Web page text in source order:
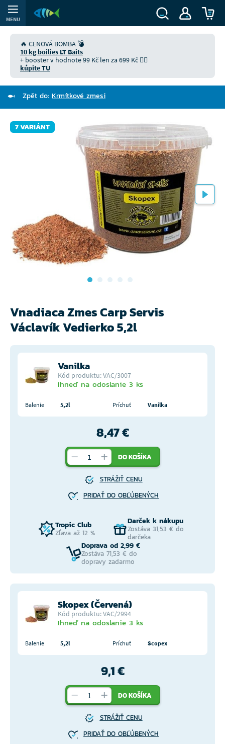
MENU
🔥 CENOVÁ BOMBA 💣
10 kg boilies LT Baits
+ booster v hodnote 99 Kč len za 699 Kč 👉🏻
kúpite TU
Zpět do: Krmítkové zmesi
7 VARIÁNT
Vnadiaca Zmes Carp Servis
Václavík Vedierko 5,2l
Vanilka
Kód produktu: VAC/3007
Ihneď na odoslanie 3 ks
Balenie 5,2l Príchuť Vanilka
8,47 €
DO KOŠÍKA
STRÁŽIŤ CENU
PRIDAŤ DO OBĽÚBENÝCH
Tropic Club
Zľava až 12 %
Darček k nákupu
Zostáva 31,53 € do
darčeka
Doprava od 2,99 €
Zostáva 71,53 € do
dopravy zadarmo
Skopex (Červená)
Kód produktu: VAC/2994
Ihneď na odoslanie 3 ks
Balenie 5,2l Príchuť Scopex
9,1 €
DO KOŠÍKA
STRÁŽIŤ CENU
PRIDAŤ DO OBĽÚBENÝCH